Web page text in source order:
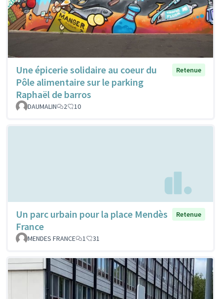
Une épicerie solidaire au coeur du
Pôle alimentaire sur le parking
Raphaël de barros
Retenue
DAUMALIN 2 10
Un parc urbain pour la place Mendès
France
Retenue
MENDES FRANCE 1 31